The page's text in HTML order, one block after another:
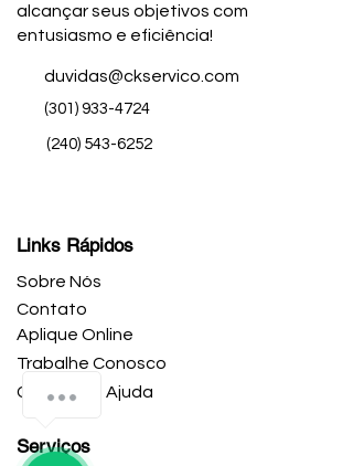
alcançar seus objetivos com
entusiasmo e eficiência!
duvidas@ckservico.com
(301) 933-4724
(240) 543-6252
Links Rápidos
Sobre Nós
Contato
Aplique Online
Trabalhe Conosco
Central de Ajuda
Serviços